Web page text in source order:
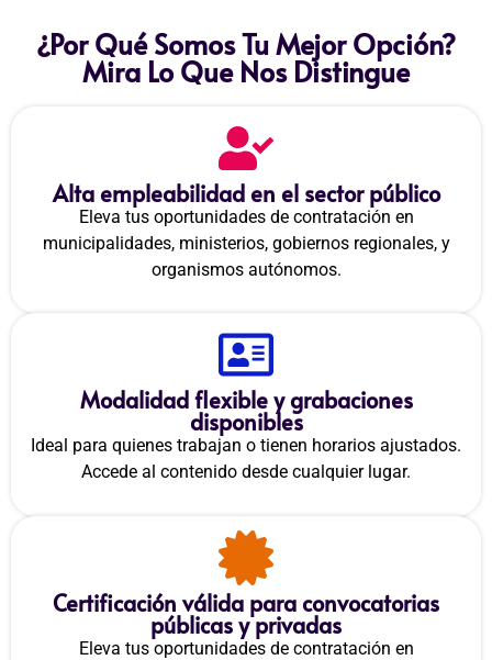
¿Por Qué Somos Tu Mejor Opción?
Mira Lo Que Nos Distingue
Alta empleabilidad en el sector público
Eleva tus oportunidades de contratación en
municipalidades, ministerios, gobiernos regionales, y
organismos autónomos.
Modalidad flexible y grabaciones
disponibles
Ideal para quienes trabajan o tienen horarios ajustados.
Accede al contenido desde cualquier lugar.
Certificación válida para convocatorias
públicas y privadas
Eleva tus oportunidades de contratación en